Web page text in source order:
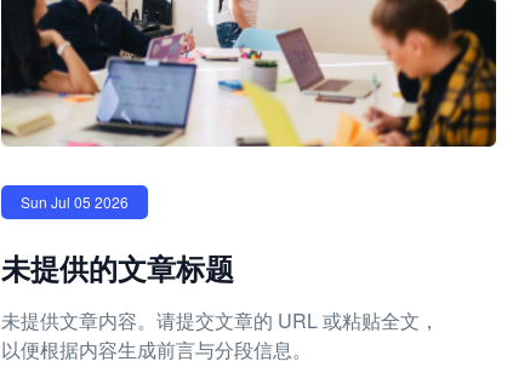
Sun Jul 05 2026
未提供的文章标题
未提供文章内容。请提交文章的 URL 或粘贴全文，
以便根据内容生成前言与分段信息。